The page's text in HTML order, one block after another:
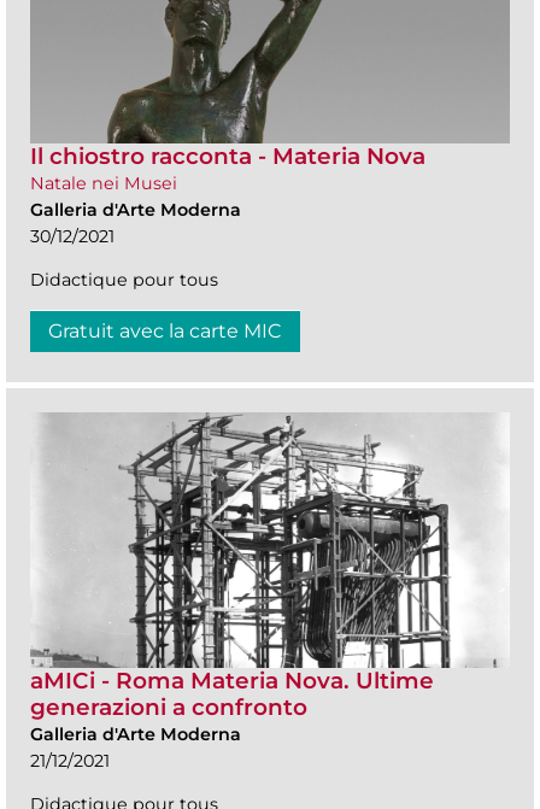
Il chiostro racconta - Materia Nova
Natale nei Musei
Galleria d'Arte Moderna
30/12/2021
Didactique pour tous
Gratuit avec la carte MIC
aMICi - Roma Materia Nova. Ultime
generazioni a confronto
Galleria d'Arte Moderna
21/12/2021
Didactique pour tous